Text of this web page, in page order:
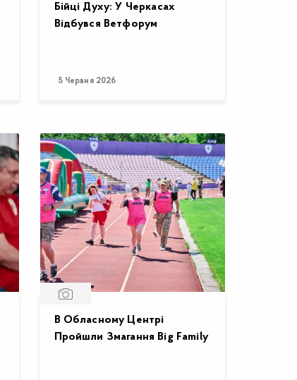
Бійці Духу: У Черкасах
Відбувся Ветфорум
5 Червня 2026
В Обласному Центрі
Пройшли Змагання Big Family